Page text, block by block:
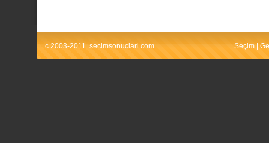
c 2003-2011. secimsonuclari.com Seçim